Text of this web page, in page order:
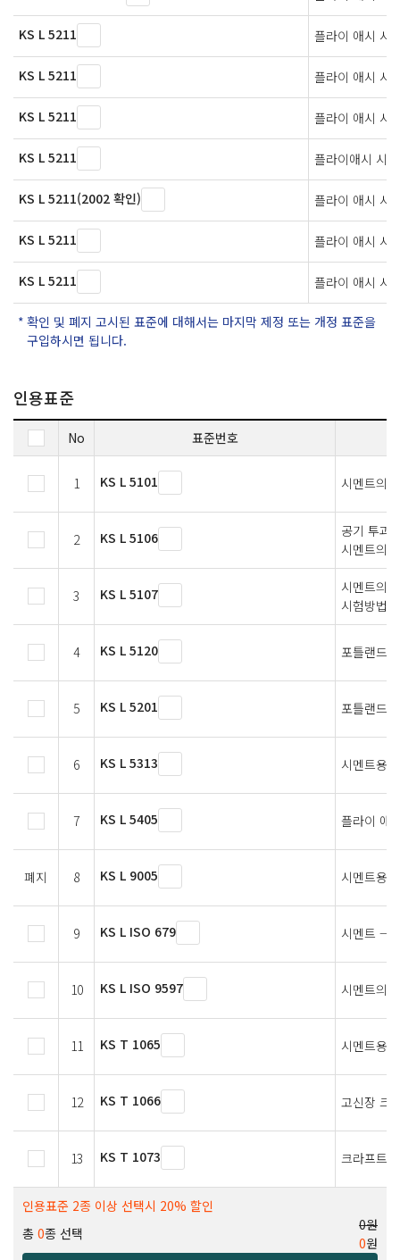
KS L 5211 플라이 애시 시
KS L 5211 플라이 애시 시
KS L 5211 플라이 애시 시
KS L 5211 플라이애시 시
KS L 5211(2002 확인) 플라이 애시 시
KS L 5211 플라이 애시 시
KS L 5211 플라이 애시 시
확인 및 폐지 고시된 표준에 대해서는 마지막 제정 또는 개정 표준을
구입하시면 됩니다.
인용표준
No 표준번호
1 KS L 5101 시멘트의
2 KS L 5106
공기 투과
시멘트의
3 KS L 5107
시멘트의
시험방법
4 KS L 5120 포틀랜드
5 KS L 5201 포틀랜드
6 KS L 5313 시멘트용
7 KS L 5405 플라이 애
폐지 8 KS L 9005 시멘트용
9 KS L ISO 679 시멘트 —
10 KS L ISO 9597 시멘트의
11 KS T 1065 시멘트용
12 KS T 1066 고신장 크
13 KS T 1073 크라프트
인용표준 2종 이상 선택시 20% 할인
총 0종 선택
0원
0원